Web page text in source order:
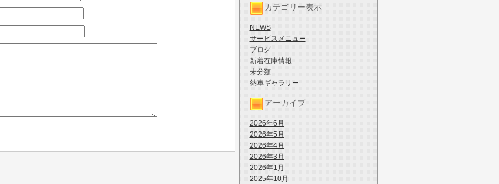
カテゴリー表示
NEWS
サービスメニュー
ブログ
新着在庫情報
未分類
納車ギャラリー
アーカイブ
2026年6月
2026年5月
2026年4月
2026年3月
2026年1月
2025年10月